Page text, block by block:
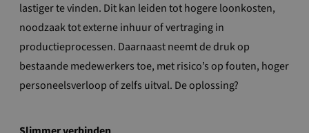
lastiger te vinden. Dit kan leiden tot hogere loonkosten,
noodzaak tot externe inhuur of vertraging in
productieprocessen. Daarnaast neemt de druk op
bestaande medewerkers toe, met risico’s op fouten, hoger
personeelsverloop of zelfs uitval. De oplossing?